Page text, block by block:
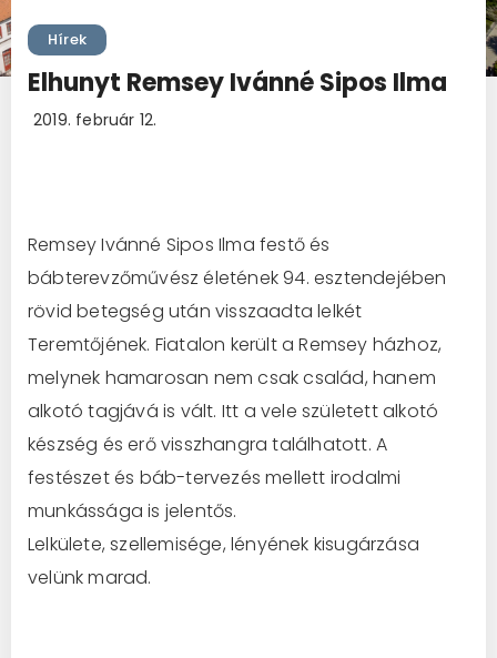
Hírek
Elhunyt Remsey Ivánné Sipos Ilma
2019. február 12.
Remsey Ivánné Sipos Ilma festő és
bábterevzőművész életének 94. esztendejében
rövid betegség után visszaadta lelkét
Teremtőjének. Fiatalon került a Remsey házhoz,
melynek hamarosan nem csak család, hanem
alkotó tagjává is vált. Itt a vele született alkotó
készség és erő visszhangra találhatott. A
festészet és báb-tervezés mellett irodalmi
munkássága is jelentős.
Lelkülete, szellemisége, lényének kisugárzása
velünk marad.